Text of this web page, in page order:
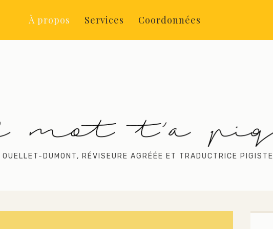
À propos Services Coordonnées
DUMONT, RÉVISEURE AGRÉÉE ET TRADUCTRICE PIGISTE